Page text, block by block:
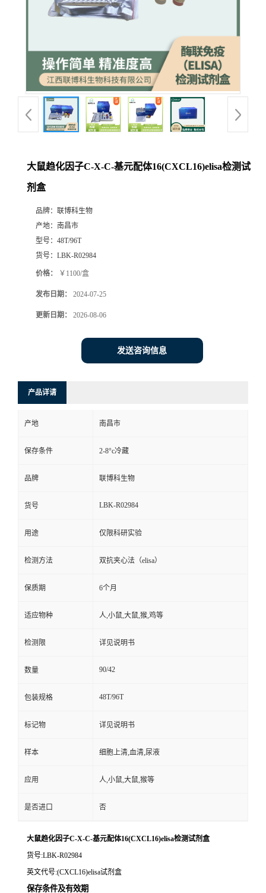
大鼠趋化因子C-X-C-基元配体16(CXCL16)elisa检测试
剂盒
品牌： 联博科生物
产地： 南昌市
型号： 48T/96T
货号： LBK-R02984
价格： ￥1100/盒
发布日期： 2024-07-25
更新日期： 2026-08-06
发送咨询信息
产品详请
产地 南昌市
保存条件 2-8°c冷藏
品牌 联博科生物
货号 LBK-R02984
用途 仅限科研实验
检测方法 双抗夹心法（elisa）
保质期 6个月
适应物种 人,小鼠,大鼠,猴,鸡等
检测限 详见说明书
数量 90/42
包装规格 48T/96T
标记物 详见说明书
样本 细胞上清,血清,尿液
应用 人,小鼠,大鼠,猴等
是否进口 否
大鼠趋化因子C-X-C-基元配体16(CXCL16)elisa检测试剂盒
货号:LBK-R02984
英文代号:(CXCL16)elisa试剂盒
保存条件及有效期